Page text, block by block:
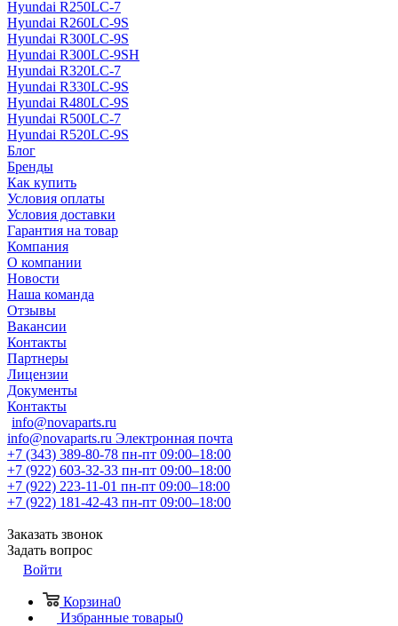
Hyundai R250LC-7
Hyundai R260LC-9S
Hyundai R300LC-9S
Hyundai R300LC-9SH
Hyundai R320LC-7
Hyundai R330LC-9S
Hyundai R480LC-9S
Hyundai R500LC-7
Hyundai R520LC-9S
Блог
Бренды
Как купить
Условия оплаты
Условия доставки
Гарантия на товар
Компания
О компании
Новости
Наша команда
Отзывы
Вакансии
Контакты
Партнеры
Лицензии
Документы
Контакты
info@novaparts.ru
info@novaparts.ru Электронная почта
+7 (343) 389-80-78 пн-пт 09:00–18:00
+7 (922) 603-32-33 пн-пт 09:00–18:00
+7 (922) 223-11-01 пн-пт 09:00–18:00
+7 (922) 181-42-43 пн-пт 09:00–18:00
Заказать звонок
Задать вопрос
Войти
Корзина0
Избранные товары0